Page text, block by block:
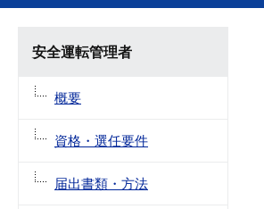
安全運転管理者
概要
資格・選任要件
届出書類・方法